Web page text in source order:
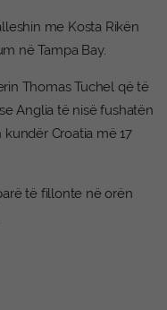
me Kosta Rikën
në Tampa Bay.
Thomas Tuchel që të
Anglia të nisë fushatën
Croatia më 17
të fillonte në orën